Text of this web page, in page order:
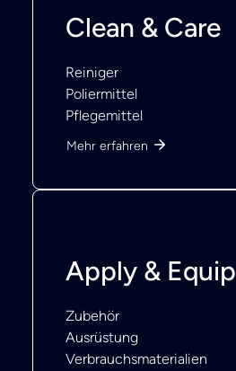
Clean & Care
Reiniger
Poliermittel
Pflegemittel
Mehr erfahren
Apply & Equip
Zubehör
Ausrüstung
Verbrauchsmaterialien